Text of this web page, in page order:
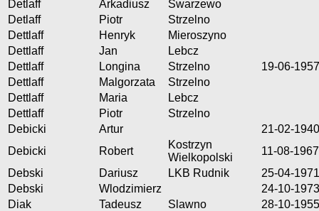
Detlaff
Arkadiusz
Swarzewo
Detlaff
Piotr
Strzelno
Dettlaff
Henryk
Mieroszyno
Dettlaff
Jan
Lebcz
Dettlaff
Longina Strzelno
19-06-1957
Dettlaff
Malgorzata
Strzelno
Dettlaff
Maria
Lebcz
Dettlaff
Piotr
Strzelno
Debicki
Artur
21-02-1940
Debicki
Robert
Kostrzyn
Wielkopolski
11-08-1967
Debski
Dariusz LKB Rudnik
25-04-1971
Debski
Wlodzimierz
24-10-1973
Diak
Tadeusz Slawno
28-10-1955